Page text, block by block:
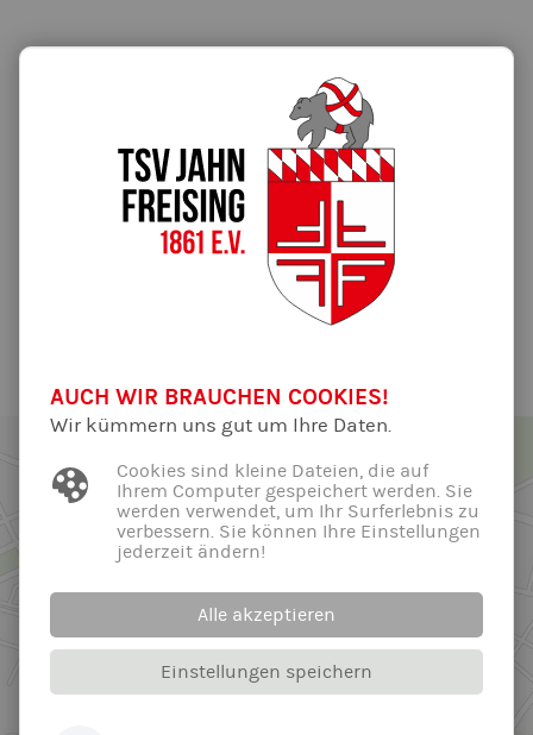
Blitzeinschlag in der Savoyer Au
25.08.2023
Wegen eines Blitzeinschlags und möglicher Gebäudeschäden
ist der Kraftraum in der Savoyer Au leider bis auf Weiteres
geschlossen. Weitere Informationen folgen im Laufe des
AUCH WIR BRAUCHEN COOKIES!
Wir kümmern uns gut um Ihre Daten.
Cookies sind kleine Dateien, die auf
Ihrem Computer gespeichert werden. Sie
werden verwendet, um Ihr Surferlebnis zu
verbessern. Sie können Ihre Einstellungen
jederzeit ändern!
Alle akzeptieren
Einstellungen speichern